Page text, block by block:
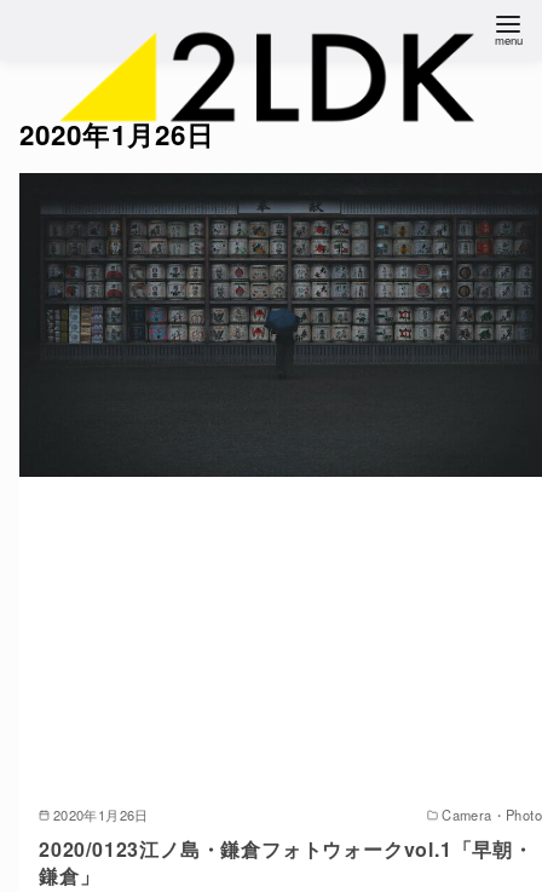
2020年1月26日
2020年1月26日 Camera・Photo
2020/0123江ノ島・鎌倉フォトウォークvol.1「早朝・
鎌倉」